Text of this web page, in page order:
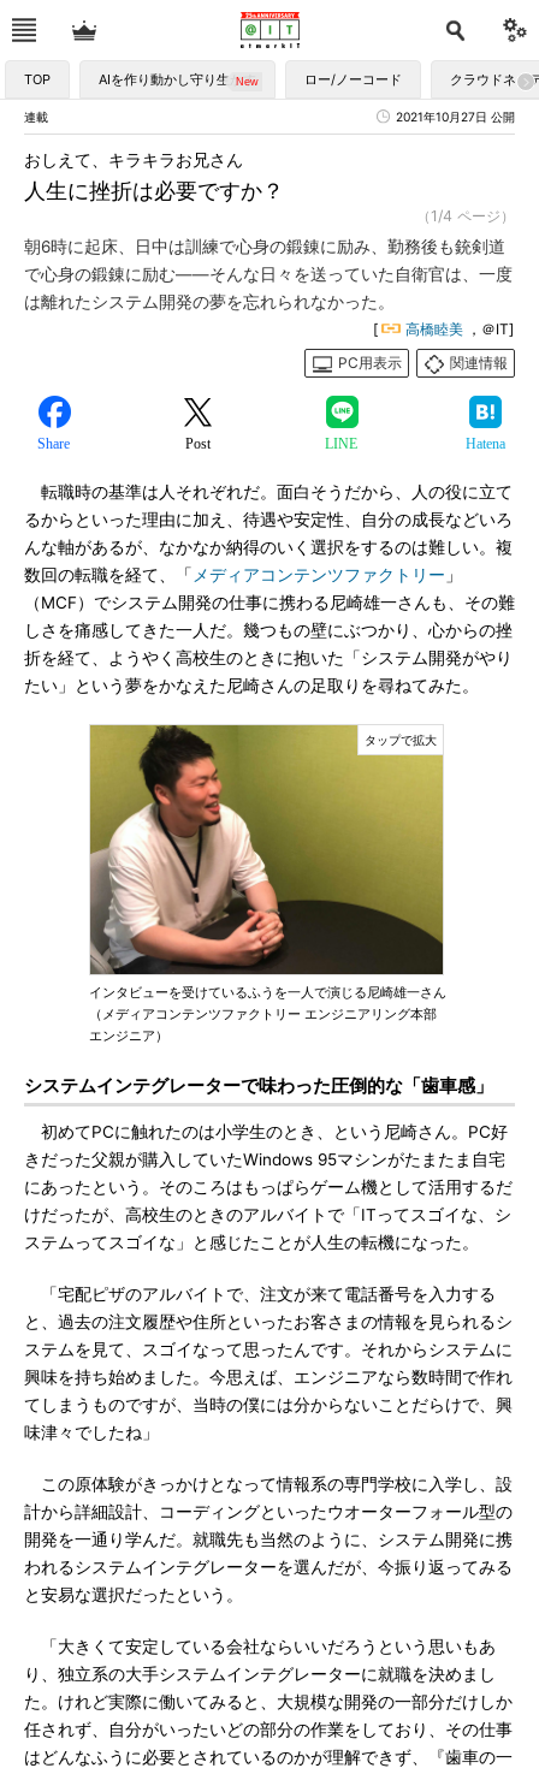
TOP AIを作り動かし守り生かす ロー/ノーコード クラウドネイ
連載 2021年10月27日 公開
人生に挫折は必要ですか？
おしえて、キラキラお兄さん
（1/4 ページ）
朝6時に起床、日中は訓練で心身の鍛錬に励み、勤務後も銃剣道
で心身の鍛錬に励む――そんな日々を送っていた自衛官は、一度
は離れたシステム開発の夢を忘れられなかった。
[ 高橋睦美 ，＠IT]
PC用表示
関連情報
Share Post LINE Hatena
転職時の基準は人それぞれだ。面白そうだから、人の役に立て
るからといった理由に加え、待遇や安定性、自分の成長などいろ
んな軸があるが、なかなか納得のいく選択をするのは難しい。複
数回の転職を経て、「 メディアコンテンツファクトリー 」
（MCF）でシステム開発の仕事に携わる尼崎雄一さんも、その難
しさを痛感してきた一人だ。幾つもの壁にぶつかり、心からの挫
折を経て、ようやく高校生のときに抱いた「システム開発がやり
たい」という夢をかなえた尼崎さんの足取りを尋ねてみた。
インタビューを受けているふうを一人で演じる尼崎雄一さん
（メディアコンテンツファクトリー エンジニアリング本部
エンジニア）
システムインテグレーターで味わった圧倒的な「歯車感」
初めてPCに触れたのは小学生のとき、という尼崎さん。PC好
きだった父親が購入していたWindows 95マシンがたまたま自宅
にあったという。そのころはもっぱらゲーム機として活用するだ
けだったが、高校生のときのアルバイトで「ITってスゴイな、シ
ステムってスゴイな」と感じたことが人生の転機になった。
「宅配ピザのアルバイトで、注文が来て電話番号を入力する
と、過去の注文履歴や住所といったお客さまの情報を見られるシ
ステムを見て、スゴイなって思ったんです。それからシステムに
興味を持ち始めました。今思えば、エンジニアなら数時間で作れ
てしまうものですが、当時の僕には分からないことだらけで、興
味津々でしたね」
この原体験がきっかけとなって情報系の専門学校に入学し、設
計から詳細設計、コーディングといったウオーターフォール型の
開発を一通り学んだ。就職先も当然のように、システム開発に携
われるシステムインテグレーターを選んだが、今振り返ってみる
と安易な選択だったという。
「大きくて安定している会社ならいいだろうという思いもあ
り、独立系の大手システムインテグレーターに就職を決めまし
た。けれど実際に働いてみると、大規模な開発の一部分だけしか
任されず、自分がいったいどの部分の作業をしており、その仕事
はどんなふうに必要とされているのかが理解できず、『歯車の一